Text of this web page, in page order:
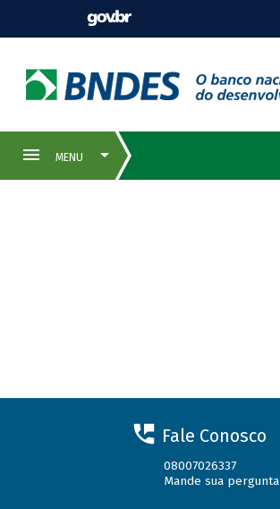
Fale Conosco
08007026337
Mande sua pergunta